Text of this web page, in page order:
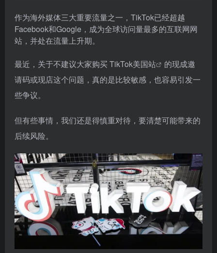
作为海外媒体三大重要流量之一，TikTok已经超越
Facebook和Google，成为全球访问量最多的互联网网
站，并处在流量上升期。
最近，关于不建议大家购买TikTok美国站
的现成邀
请码或现店这个问题，真的是比较敏感，也容易引发一
些争议。
但有些事情，我们还是得慎重对待，要清楚可能带来的
后续风险。